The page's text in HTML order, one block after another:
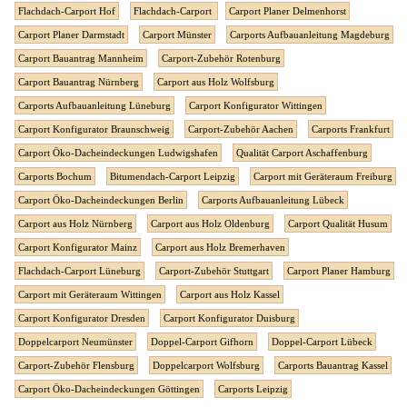
Flachdach-Carport Hof Flachdach-Carport Carport Planer Delmenhorst
Carport Planer Darmstadt Carport Münster Carports Aufbauanleitung Magdeburg
Carport Bauantrag Mannheim Carport-Zubehör Rotenburg
Carport Bauantrag Nürnberg Carport aus Holz Wolfsburg
Carports Aufbauanleitung Lüneburg Carport Konfigurator Wittingen
Carport Konfigurator Braunschweig Carport-Zubehör Aachen Carports Frankfurt
Carport Öko-Dacheindeckungen Ludwigshafen Qualität Carport Aschaffenburg
Carports Bochum Bitumendach-Carport Leipzig Carport mit Geräteraum Freiburg
Carport Öko-Dacheindeckungen Berlin Carports Aufbauanleitung Lübeck
Carport aus Holz Nürnberg Carport aus Holz Oldenburg Carport Qualität Husum
Carport Konfigurator Mainz Carport aus Holz Bremerhaven
Flachdach-Carport Lüneburg Carport-Zubehör Stuttgart Carport Planer Hamburg
Carport mit Geräteraum Wittingen Carport aus Holz Kassel
Carport Konfigurator Dresden Carport Konfigurator Duisburg
Doppelcarport Neumünster Doppel-Carport Gifhorn Doppel-Carport Lübeck
Carport-Zubehör Flensburg Doppelcarport Wolfsburg Carports Bauantrag Kassel
Carport Öko-Dacheindeckungen Göttingen Carports Leipzig